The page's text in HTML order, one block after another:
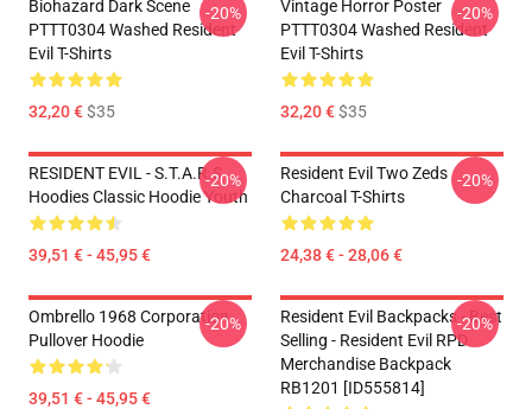
Biohazard Dark Scene
PTTT0304 Washed Resident
Evil T-Shirts
32,20 €$35
-20%
Vintage Horror Poster
PTTT0304 Washed Resident
Evil T-Shirts
32,20 €$35
-20%
RESIDENT EVIL - S.T.A.R.S
Hoodies Classic Hoodie Youth
39,51 € - 45,95 €
-20%
Resident Evil Two Zeds
Charcoal T-Shirts
24,38 € - 28,06 €
-20%
Ombrello 1968 Corporation
Pullover Hoodie
39,51 € - 45,95 €
-20%
Resident Evil Backpacks - Best
Selling - Resident Evil RPD
Merchandise Backpack
RB1201 [ID555814]
-20%